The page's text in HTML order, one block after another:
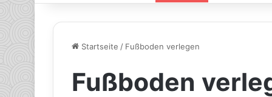
Startseite / Fußboden verlegen
Fußboden